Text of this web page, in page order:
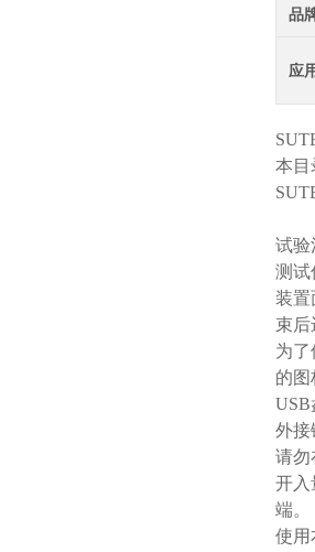
品
应
本目
试验
测试
装
束后
为了
的图
外接
请勿
开入
端。
使用